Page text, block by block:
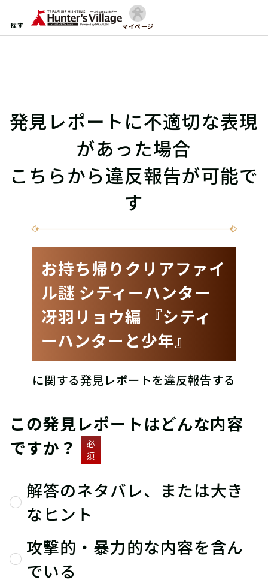
探す マイページ
発見レポートに不適切な表現
があった場合
こちらから違反報告が可能で
す
お持ち帰りクリアファイ
ル謎 シティーハンター
冴羽リョウ編 『シティ
ーハンターと少年』
に関する発見レポートを違反報告する
この発見レポートはどんな内容
ですか？
必
須
解答のネタバレ、または大き
なヒント
攻撃的・暴力的な内容を含ん
でいる